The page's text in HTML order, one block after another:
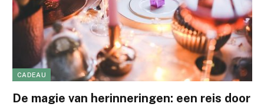
CADEAU
De magie van herinneringen: een reis door